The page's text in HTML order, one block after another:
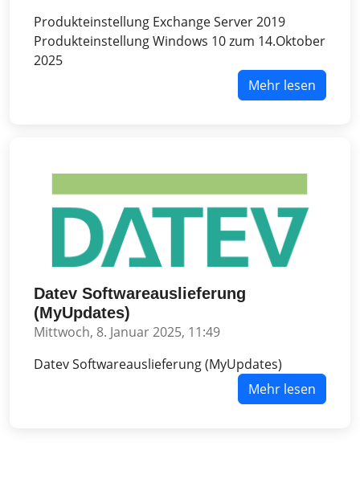
Produkteinstellung Exchange Server 2019
Produkteinstellung Windows 10 zum 14.Oktober
2025
Mehr lesen
Datev Softwareauslieferung
(MyUpdates)
Mittwoch, 8. Januar 2025, 11:49
Datev Softwareauslieferung (MyUpdates)
Mehr lesen